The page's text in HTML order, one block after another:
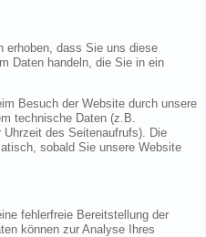
erhoben, dass Sie uns diese
Daten handeln, die Sie in ein
Besuch der Website durch unsere
technische Daten (z.B.
des Seitenaufrufs). Die
sobald Sie unsere Website
fehlerfreie Bereitstellung der
können zur Analyse Ihres